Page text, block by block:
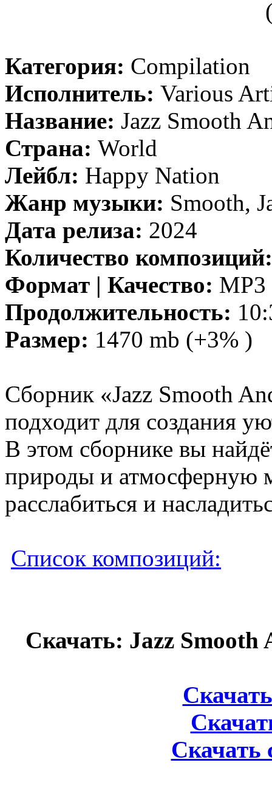
Категория: Compilation
Исполнитель: Various
Название: Jazz Smooth
Страна: World
Лейбл: Happy Nation
Жанр музыки: Smooth,
Дата релиза: 2024
Количество композиций:
Формат | Качество: MP3
Продолжительность:
Размер: 1470 mb (+3% )
Сборник «Jazz Smooth
подходит для создания
В этом сборнике вы
природы и атмосферную
расслабиться и
Список композиций:
Скачать: Jazz Smooth
Скачать